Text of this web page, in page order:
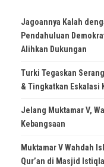
Jagoannya Kalah
Pendahuluan
Alihkan Dukungan
Turki Tegaskan
& Tingkatkan Eskalasi
Jelang Muktamar V,
Kebangsaan
Muktamar V Wahdah
Qur’an di Masjid Istiqlal